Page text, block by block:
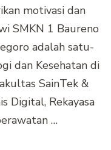
motivasi dan
SMKN 1 Baureno
adalah satu-
dan Kesehatan di
SainTek &
Digital, Rekayasa
…